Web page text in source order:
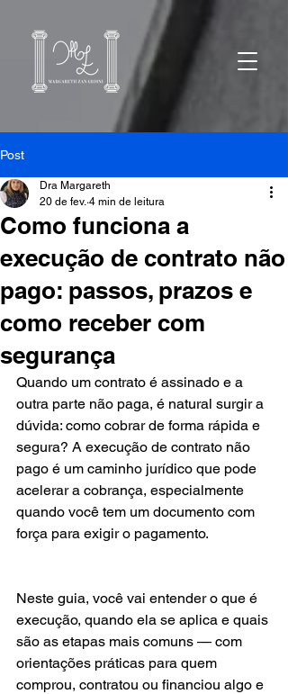
Post
Como funciona a
execução de contrato não
pago: passos, prazos e
como receber com
segurança
Dra Margareth
20 de fev. 4 min de leitura
Quando um contrato é assinado e a
outra parte não paga, é natural surgir a
dúvida: como cobrar de forma rápida e
segura? A execução de contrato não
pago é um caminho jurídico que pode
acelerar a cobrança, especialmente
quando você tem um documento com
força para exigir o pagamento.
Neste guia, você vai entender o que é
execução, quando ela se aplica e quais
são as etapas mais comuns — com
orientações práticas para quem
comprou, contratou ou financiou algo e